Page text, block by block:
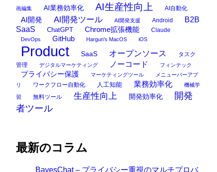
画編集 AI業務効率化 AI生産性向上 AI自動化
AI開発 AI開発ツール AI開発支援 Android
B2B
SaaS
ChatGPT Chrome拡張機能 Claude
DevOps GitHub Hargun's MacOS iOS
Product SaaS オープンソース
タスク
管理
デジタルマーケティング ノーコード フィンテック
プライバシー保護 マーケティングツール
メニューバーアプ
リ
ワークフロー自動化 人工知能 業務効率化 機械学
習 無料ツール 生産性向上 開発効率化
開発
者ツール
最新のコラム
BayesChat – プライバシー重視のマルチプロバ